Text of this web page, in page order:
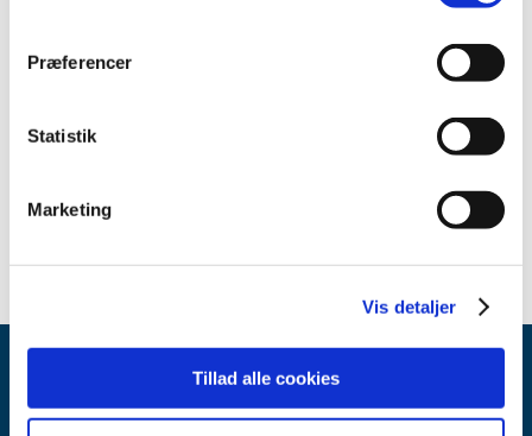
Præferencer
Statistik
Marketing
Vis detaljer
Tillad alle cookies
Emner